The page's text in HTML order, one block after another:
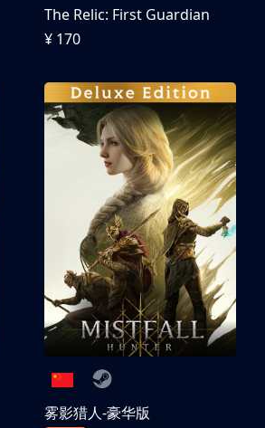
The Relic: First Guardian
¥ 170
雾影猎人-豪华版